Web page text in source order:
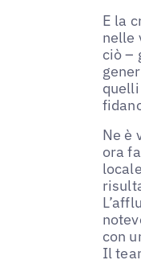
E la
nelle
ciò –
Ne è
ora
con
Il